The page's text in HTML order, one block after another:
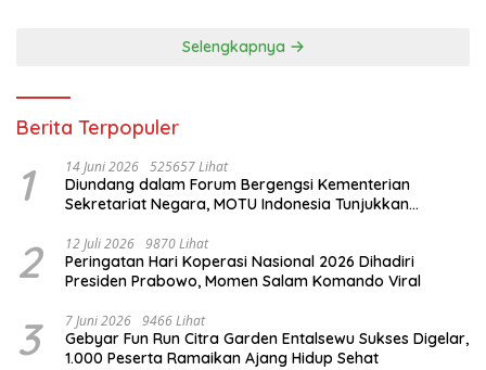
Selengkapnya
Berita Terpopuler
1 14 Juni 2026 525657 Lihat
Diundang dalam Forum Bergengsi Kementerian
Sekretariat Negara, MOTU Indonesia Tunjukkan
2 12 Juli 2026 9870 Lihat
Peringatan Hari Koperasi Nasional 2026 Dihadiri
Presiden Prabowo, Momen Salam Komando Viral
3 7 Juni 2026 9466 Lihat
Gebyar Fun Run Citra Garden Entalsewu Sukses Digelar,
1.000 Peserta Ramaikan Ajang Hidup Sehat